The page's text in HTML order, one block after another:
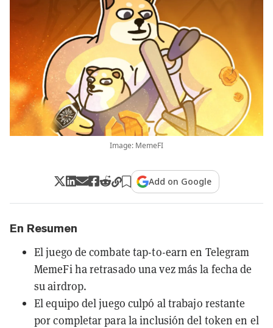
Image: MemeFI
Add on Google
En Resumen
El juego de combate tap-to-earn en Telegram
MemeFi ha retrasado una vez más la fecha de
su airdrop.
El equipo del juego culpó al trabajo restante
por completar para la inclusión del token en el